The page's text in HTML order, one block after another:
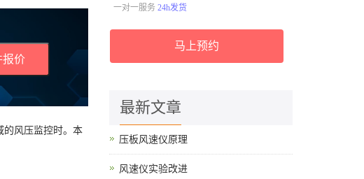
报价
的风压监控时。本
一对一服务 24h发货
马上预约
最新文章
压板风速仪原理
风速仪实验改进